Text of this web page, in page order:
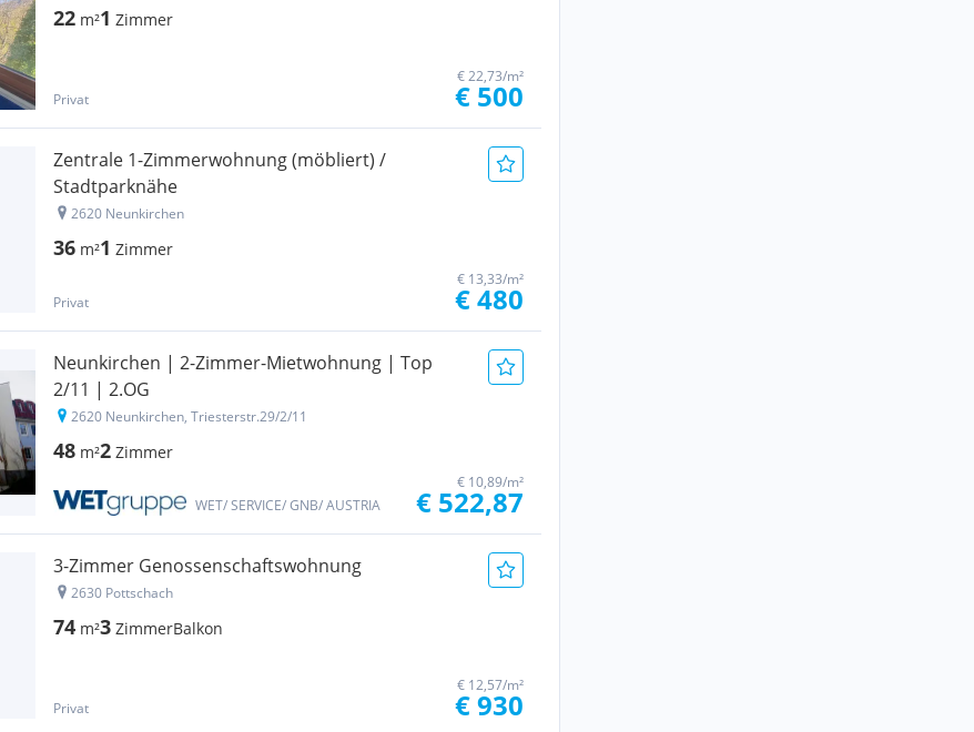
22 m²1 Zimmer
Privat
€ 22,73/m²
€ 500
Zentrale 1-Zimmerwohnung (möbliert) /
Stadtparknähe
2620 Neunkirchen
36 m²1 Zimmer
Privat
€ 13,33/m²
€ 480
Neunkirchen | 2-Zimmer-Mietwohnung | Top
2/11 | 2.OG
2620 Neunkirchen, Triesterstr.29/2/11
48 m²2 Zimmer
WET/ SERVICE/ GNB/ AUSTRIA
€ 10,89/m²
€ 522,87
3-Zimmer Genossenschaftswohnung
2630 Pottschach
74 m²3 ZimmerBalkon
Privat
€ 12,57/m²
€ 930